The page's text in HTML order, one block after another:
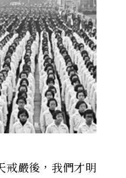
戒嚴後，我們才明